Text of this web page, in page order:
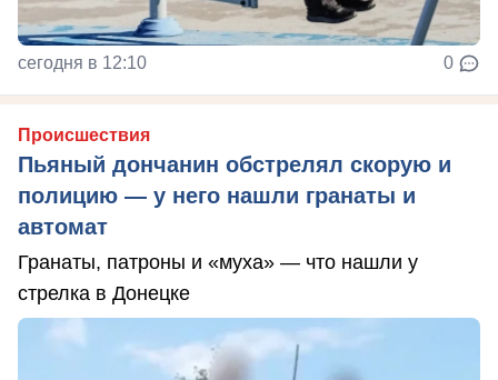
сегодня в 12:10 0
Происшествия
Пьяный дончанин обстрелял скорую и
полицию — у него нашли гранаты и
автомат
Гранаты, патроны и «муха» — что нашли у
стрелка в Донецке